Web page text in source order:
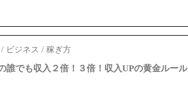
誰でも収入２倍！３倍！収入UPの黄金ルール
ビジネス / 稼ぎ方